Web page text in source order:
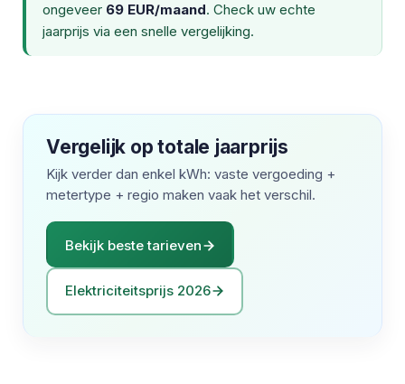
ongeveer 69 EUR/maand. Check uw echte
jaarprijs via een snelle vergelijking.
Vergelijk op totale jaarprijs
Kijk verder dan enkel kWh: vaste vergoeding +
metertype + regio maken vaak het verschil.
Bekijk beste tarieven
Elektriciteitsprijs 2026